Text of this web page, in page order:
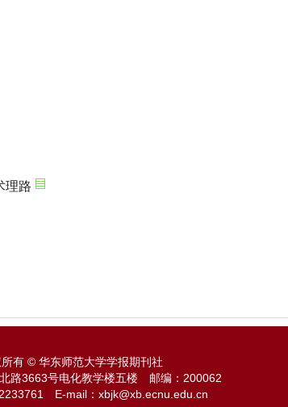
理路
所有 © 华东师范大学学报期刊社
路3663号电化教学楼五楼 邮编：200062
E-mail：xbjk@xb.ecnu.edu.cn